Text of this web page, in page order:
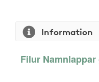
Information
Filur